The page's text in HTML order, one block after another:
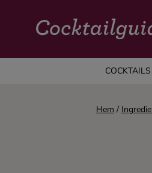
COCKTAILS & DRINKAR
Alla cocktails & drinkar
Hem /